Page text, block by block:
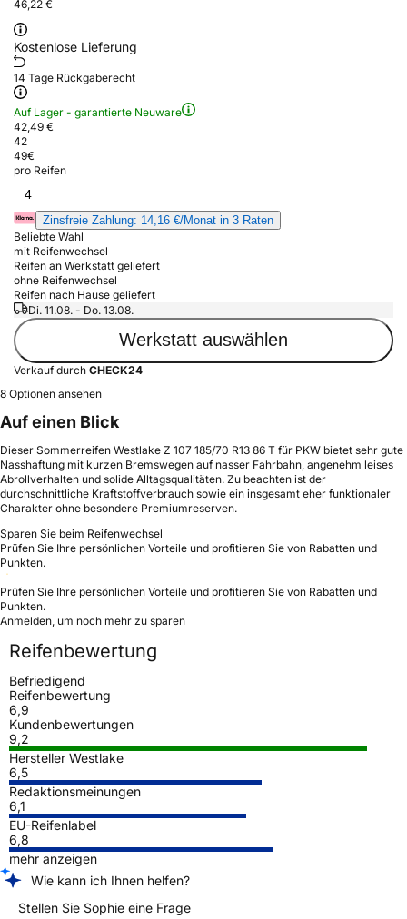
46,22 €
Kostenlose Lieferung
14 Tage Rückgaberecht
Auf Lager - garantierte Neuware
42,49 €
42
49€
pro Reifen
4
Zinsfreie Zahlung: 14,16 €/Monat in 3 Raten
Beliebte Wahl
mit Reifenwechsel
Reifen an Werkstatt geliefert
ohne Reifenwechsel
Reifen nach Hause geliefert
Di. 11.08. - Do. 13.08.
Werkstatt auswählen
Verkauf durch CHECK24
8 Optionen ansehen
Auf einen Blick
Dieser Sommerreifen Westlake Z 107 185/70 R13 86 T für PKW bietet sehr gute
Nasshaftung mit kurzen Bremswegen auf nasser Fahrbahn, angenehm leises
Abrollverhalten und solide Alltagsqualitäten. Zu beachten ist der
durchschnittliche Kraftstoffverbrauch sowie ein insgesamt eher funktionaler
Charakter ohne besondere Premiumreserven.
Sparen Sie beim Reifenwechsel
Prüfen Sie Ihre persönlichen Vorteile und profitieren Sie von Rabatten und
Punkten.
Prüfen Sie Ihre persönlichen Vorteile und profitieren Sie von Rabatten und
Punkten.
Anmelden, um noch mehr zu sparen
Reifenbewertung
Befriedigend
Reifenbewertung
6,9
Kundenbewertungen
9,2
Hersteller Westlake
6,5
Redaktionsmeinungen
6,1
EU-Reifenlabel
6,8
mehr anzeigen
Wie kann ich Ihnen helfen?
Stellen Sie Sophie eine Frage